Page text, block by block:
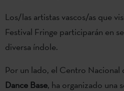
Los/las artistas vascos/as que
Festival Fringe participarán en
diversa índole.
Por un lado, el Centro Nacional
Dance Base, ha organizado una